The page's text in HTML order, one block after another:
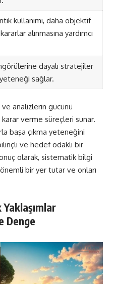
kullanımı, daha objektif
alınmasına yardımcı
dayalı stratejiler
sağlar.
analizlerin gücünü
verme süreçleri sunar.
başa çıkma yeteneğini
ve hedef odaklı bir
olarak, sistematik bilgi
bir yer tutar ve onları
Denge